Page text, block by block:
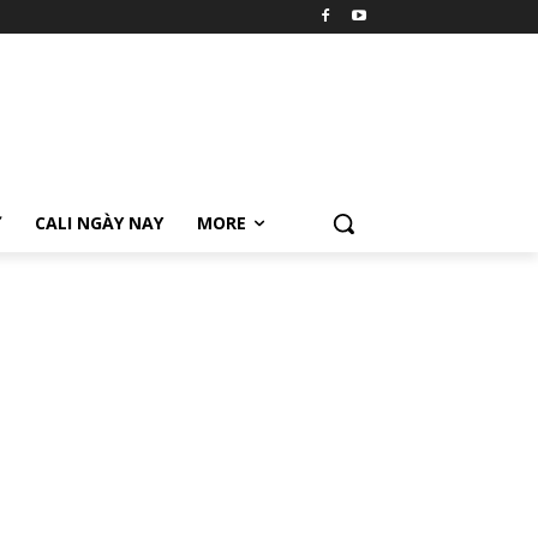
CALI NGÀY NAY MORE